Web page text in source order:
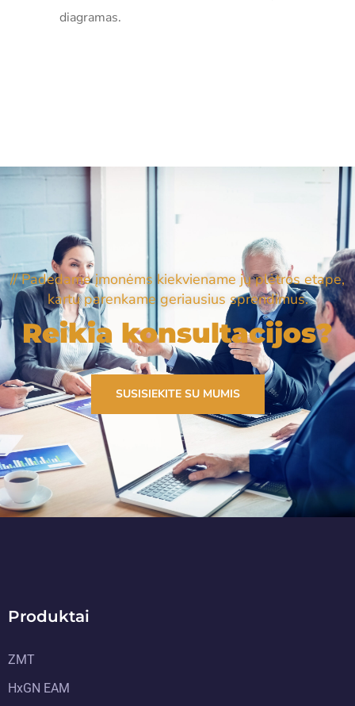
diagramas.
// Padedame įmonėms kiekviename jų plėtros etape,
kartu parenkame geriausius sprendimus.
Reikia konsultacijos?
SUSISIEKITE SU MUMIS
Produktai
ZMT
HxGN EAM